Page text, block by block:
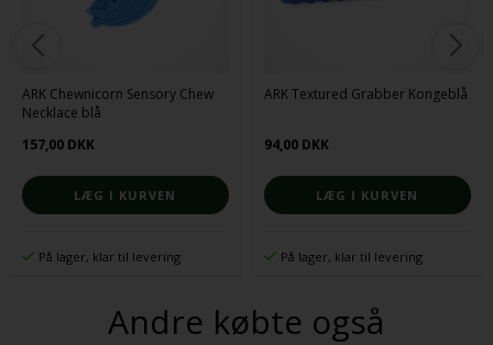
ARK Chewnicorn Sensory Chew
Necklace blå
157,00 DKK
På lager, klar til levering
ARK Textured Grabber Kongeblå
94,00 DKK
På lager, klar til levering
Andre købte også